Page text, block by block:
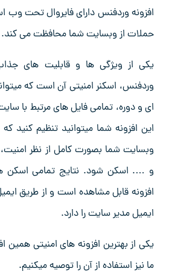
افزونه وردفنس دارای فایروال تحت وب
حملات از وبسایت شما محافظت می کند.
یکی از ویژگی ها و قابلیت های
وردفنس، اسکنر امنیتی آن است که
ای و دوره، تمامی فایل های مرتبط با
این افزونه شما میتوانید تنظیم کنید
وبسایت شما بصورت کامل از نظر امنیت،
و …. اسکن شود. نتایج تمامی اسکن
افزونه قابل مشاهده است و از طریق
ایمیل مدیر سایت را دارد.
یکی از بهترین افزونه های امنیتی
ما نیز استفاده از آن را توصیه میکنیم.